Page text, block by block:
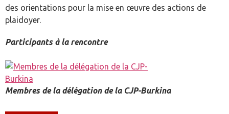
des orientations pour la mise en œuvre des actions de
plaidoyer.
Participants à la rencontre
Membres de la délégation de la CJP-Burkina